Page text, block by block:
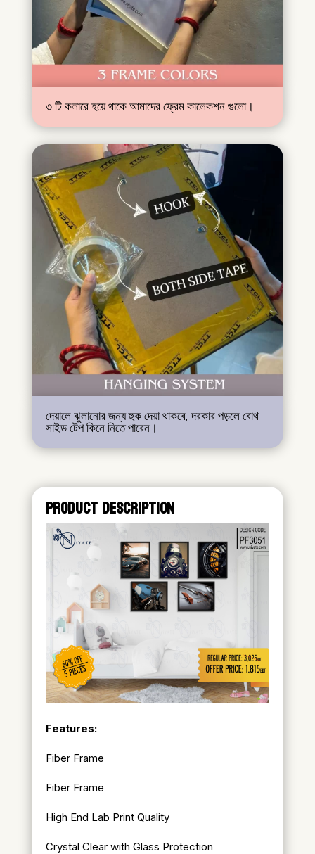
৩ টি কলারে হয়ে থাকে আমাদের ফ্রেম কালেকশন গুলো।
দেয়ালে ঝুলানোর জন্য হুক দেয়া থাকবে, দরকার পড়লে বোথ
সাইড টেপ কিনে নিতে পারেন।
PRODUCT DESCRIPTION
Features:
Fiber Frame
Fiber Frame
High End Lab Print Quality
Crystal Clear with Glass Protection